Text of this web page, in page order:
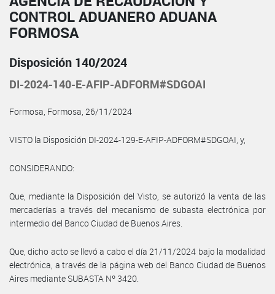
CONTROL ADUANERO ADUANA
FORMOSA
Disposición 140/2024
DI-2024-140-E-AFIP-ADFORM#SDGOAI
Formosa, Formosa, 26/11/2024
VISTO la Disposición DI-2024-129-E-AFIP-ADFORM#SDGOAI, y,
CONSIDERANDO:
Que, mediante la Disposición del Visto, se autorizó la venta de las
mercaderías a través del mecanismo de subasta electrónica por
intermedio del Banco Ciudad de Buenos Aires.
Que, dicho acto se llevó a cabo el día 21/11/2024 bajo la modalidad
electrónica, a través de la página web del Banco Ciudad de Buenos
Aires mediante SUBASTA Nº 3420.